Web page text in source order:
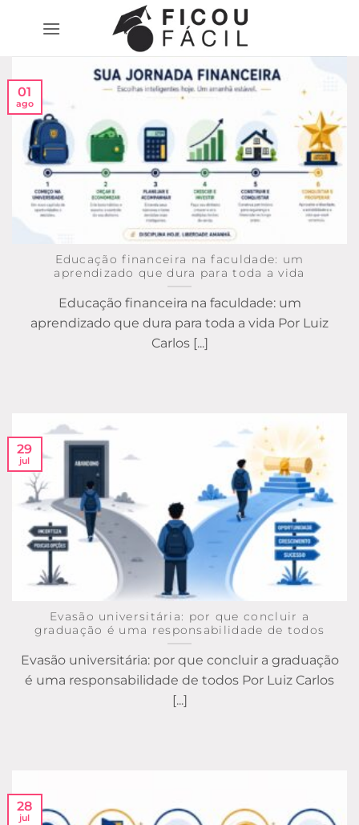
Educação financeira na faculdade: um
aprendizado que dura para toda a vida
Educação financeira na faculdade: um
aprendizado que dura para toda a vida Por Luiz
Carlos [...]
01
ago
Evasão universitária: por que concluir a
graduação é uma responsabilidade de todos
Evasão universitária: por que concluir a graduação
é uma responsabilidade de todos Por Luiz Carlos
[...]
29
jul
28
jul